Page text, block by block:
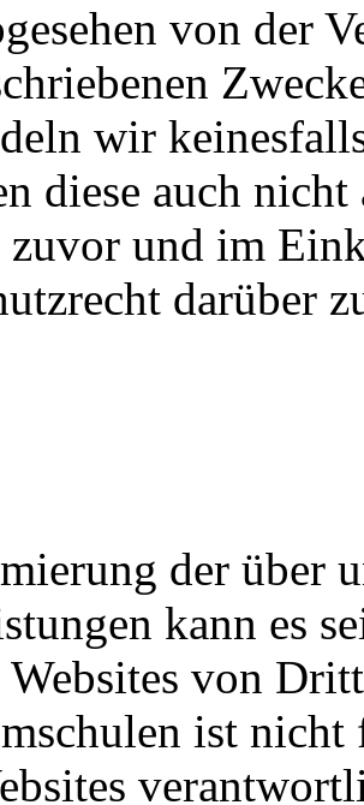
von der
wir
diese auch
zuvor und im
darüber
der über
kann es
von
ist